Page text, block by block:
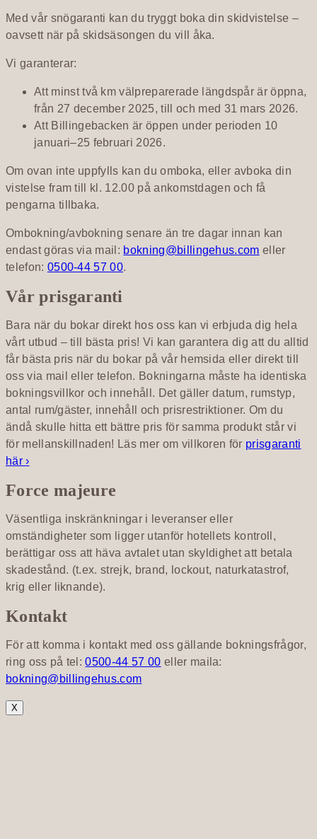
Med vår snögaranti kan du tryggt boka din skidvistelse –
oavsett när på skidsäsongen du vill åka.
Vi garanterar:
Att minst två km välpreparerade längdspår är öppna,
från 27 december 2025, till och med 31 mars 2026.
Att Billingebacken är öppen under perioden 10
januari–25 februari 2026.
Om ovan inte uppfylls kan du omboka, eller avboka din
vistelse fram till kl. 12.00 på ankomstdagen och få
pengarna tillbaka.
Ombokning/avbokning senare än tre dagar innan kan
endast göras via mail: bokning@billingehus.com eller
telefon: 0500-44 57 00.
Vår prisgaranti
Bara när du bokar direkt hos oss kan vi erbjuda dig hela
vårt utbud – till bästa pris! Vi kan garantera dig att du alltid
får bästa pris när du bokar på vår hemsida eller direkt till
oss via mail eller telefon. Bokningarna måste ha identiska
bokningsvillkor och innehåll. Det gäller datum, rumstyp,
antal rum/gäster, innehåll och prisrestriktioner. Om du
ändå skulle hitta ett bättre pris för samma produkt står vi
för mellanskillnaden! Läs mer om villkoren för prisgaranti
här ›
Force majeure
Väsentliga inskränkningar i leveranser eller
omständigheter som ligger utanför hotellets kontroll,
berättigar oss att häva avtalet utan skyldighet att betala
skadestånd. (t.ex. strejk, brand, lockout, naturkatastrof,
krig eller liknande).
Kontakt
För att komma i kontakt med oss gällande bokningsfrågor,
ring oss på tel:0500-44 57 00 eller maila:
bokning@billingehus.com
X